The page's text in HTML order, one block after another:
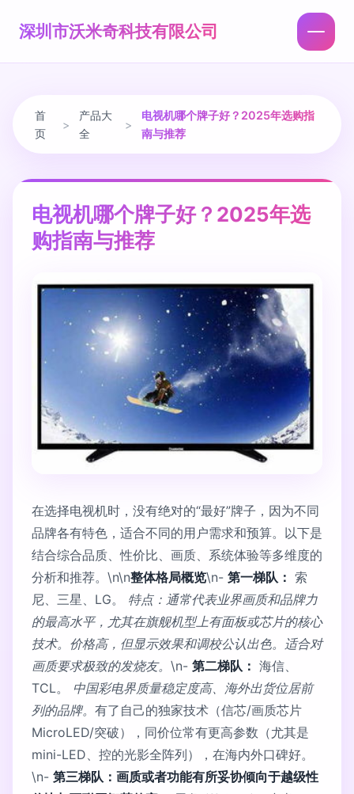
深圳市沃米奇科技有限公司
首
页
>
产品大
全
>
电视机哪个牌子好？2025年选购指
南与推荐
电视机哪个牌子好？2025年选
购指南与推荐
在选择电视机时，没有绝对的“最好”牌子，因为不同
品牌各有特色，适合不同的用户需求和预算。以下是
结合综合品质、性价比、画质、系统体验等多维度的
分析和推荐。\n\n整体格局概览\n- 第一梯队： 索
尼、三星、LG。 特点：通常代表业界画质和品牌力
的最高水平，尤其在旗舰机型上有面板或芯片的核心
技术。价格高，但显示效果和调校公认出色。适合对
画质要求极致的发烧友。 \n- 第二梯队： 海信、
TCL。 中国彩电界质量稳定度高、海外出货位居前
列的品牌。 有了自己的独家技术（信芯/画质芯片
MicroLED/突破），同价位常有更高参数（尤其是
mini-LED、控的光影全阵列），在海内外口碑好。
\n- 第三梯队：画质或者功能有所妥协倾向于越级性